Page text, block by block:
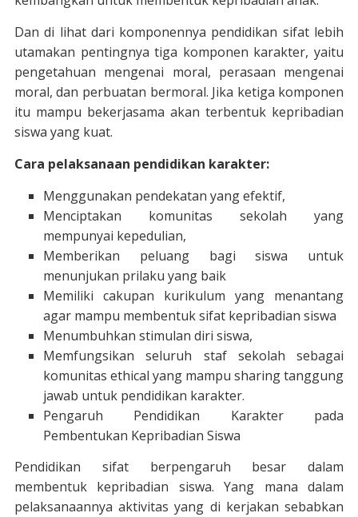
Dan di lihat dari komponennya pendidikan sifat lebih
utamakan pentingnya tiga komponen karakter, yaitu
pengetahuan mengenai moral, perasaan mengenai
moral, dan perbuatan bermoral. Jika ketiga komponen
itu mampu bekerjasama akan terbentuk kepribadian
siswa yang kuat.
Cara pelaksanaan pendidikan karakter:
Menggunakan pendekatan yang efektif,
Menciptakan komunitas sekolah yang
mempunyai kepedulian,
Memberikan peluang bagi siswa untuk
menunjukan prilaku yang baik
Memiliki cakupan kurikulum yang menantang
agar mampu membentuk sifat kepribadian siswa
Menumbuhkan stimulan diri siswa,
Memfungsikan seluruh staf sekolah sebagai
komunitas ethical yang mampu sharing tanggung
jawab untuk pendidikan karakter.
Pengaruh Pendidikan Karakter pada
Pembentukan Kepribadian Siswa
Pendidikan sifat berpengaruh besar dalam
membentuk kepribadian siswa. Yang mana dalam
pelaksanaannya aktivitas yang di kerjakan sebabkan